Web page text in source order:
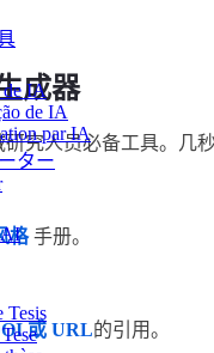
de IA
de IA
par IA
ター
Tesis
成器
究人员必备工具。几
格手册。
或 URL的引用。